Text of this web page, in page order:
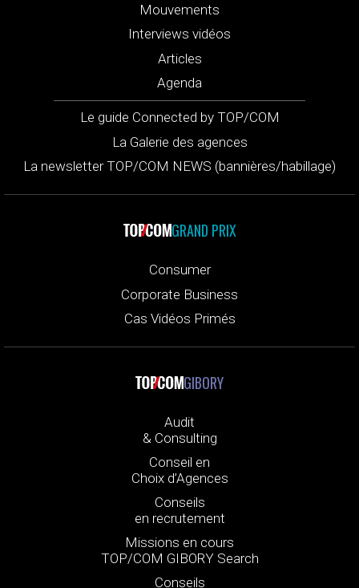
Mouvements
Interviews vidéos
Articles
Agenda
Le guide Connected by TOP/COM
La Galerie des agences
La newsletter TOP/COM NEWS (bannières/habillage)
GRAND PRIX
Consumer
Corporate Business
Cas Vidéos Primés
GIBORY
Audit
& Consulting
Conseil en
Choix d’Agences
Conseils
en recrutement
Missions en cours
TOP/COM GIBORY Search
Conseils